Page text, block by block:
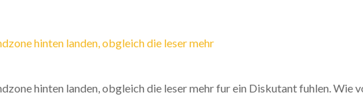
hinten landen, obgleich die leser mehr
hinten landen, obgleich die leser mehr fur ein Diskutant fuhlen. Wie